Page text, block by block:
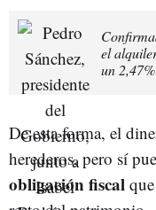
el
un 2,47%
De esta forma, el
herederos, pero sí
obligación fiscal